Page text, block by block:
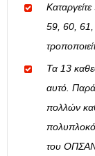
Καταργείτε
59, 60, 61,
Τα 13
αυτό. Παρά
πολλών
του